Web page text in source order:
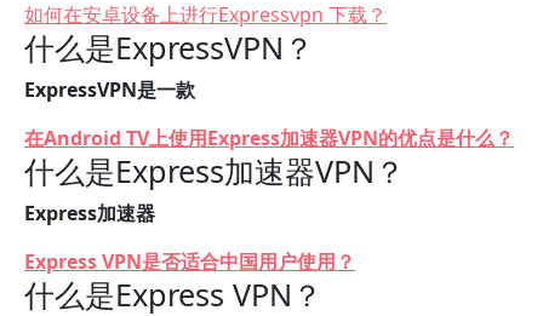
如何在安卓设备上进行Expressvpn 下载？
什么是ExpressVPN？
ExpressVPN是一款
在Android TV上使用Express加速器VPN的优点是什么？
什么是Express加速器VPN？
Express加速器
Express VPN是否适合中国用户使用？
什么是Express VPN？